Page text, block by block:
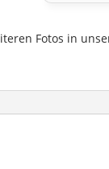
Fotos in